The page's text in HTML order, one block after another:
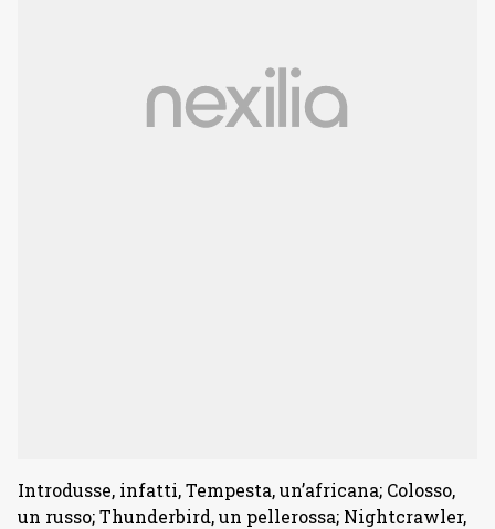
Introdusse, infatti, Tempesta, un’africana; Colosso,
un russo; Thunderbird, un pellerossa; Nightcrawler,